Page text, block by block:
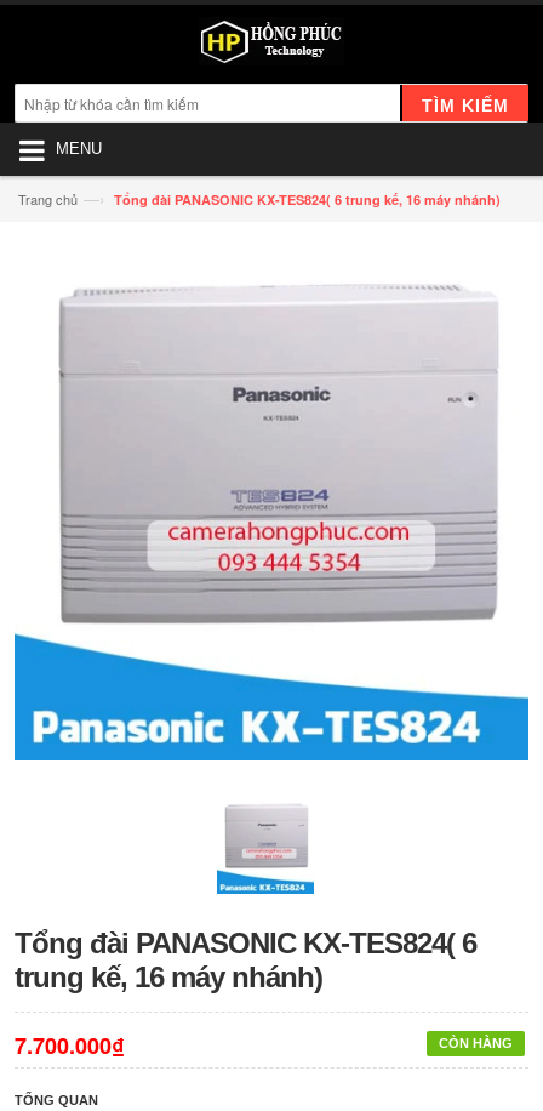
TÌM KIẾM
MENU
Trang chủ —› Tổng đài PANASONIC KX-TES824( 6 trung kế, 16 máy nhánh)
Tổng đài PANASONIC KX-TES824( 6
trung kế, 16 máy nhánh)
CÒN HÀNG
7.700.000₫
TỔNG QUAN